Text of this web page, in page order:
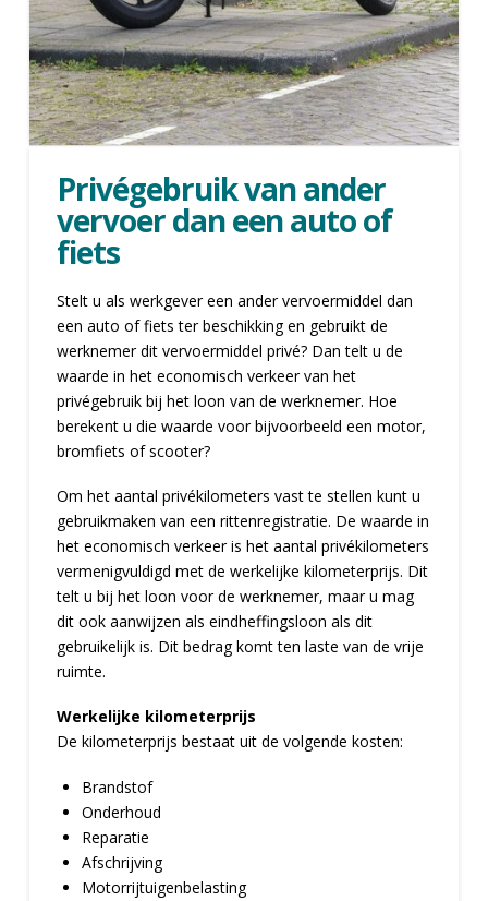
Privégebruik van ander
vervoer dan een auto of
fiets
Stelt u als werkgever een ander vervoermiddel dan
een auto of fiets ter beschikking en gebruikt de
werknemer dit vervoermiddel privé? Dan telt u de
waarde in het economisch verkeer van het
privégebruik bij het loon van de werknemer. Hoe
berekent u die waarde voor bijvoorbeeld een motor,
bromfiets of scooter?
Om het aantal privékilometers vast te stellen kunt u
gebruikmaken van een rittenregistratie. De waarde in
het economisch verkeer is het aantal privékilometers
vermenigvuldigd met de werkelijke kilometerprijs. Dit
telt u bij het loon voor de werknemer, maar u mag
dit ook aanwijzen als eindheffingsloon als dit
gebruikelijk is. Dit bedrag komt ten laste van de vrije
ruimte.
Werkelijke kilometerprijs
De kilometerprijs bestaat uit de volgende kosten:
Brandstof
Onderhoud
Reparatie
Afschrijving
Motorrijtuigenbelasting